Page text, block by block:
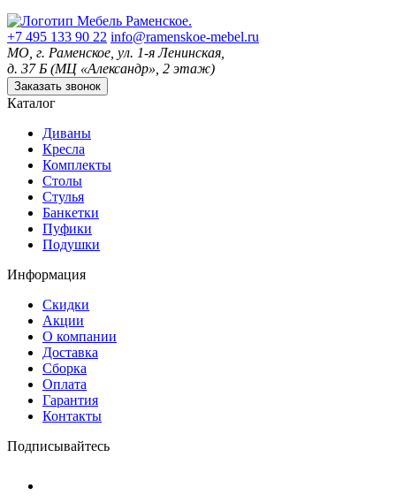
+7 495 133 90 22 info@ramenskoe-mebel.ru
МО, г. Раменское, ул. 1-я Ленинская,
д. 37 Б (МЦ «Александр», 2 этаж)
Заказать звонок
Каталог
Диваны
Кресла
Комплекты
Столы
Стулья
Банкетки
Пуфики
Подушки
Информация
Скидки
Акции
О компании
Доставка
Сборка
Оплата
Гарантия
Контакты
Подписывайтесь